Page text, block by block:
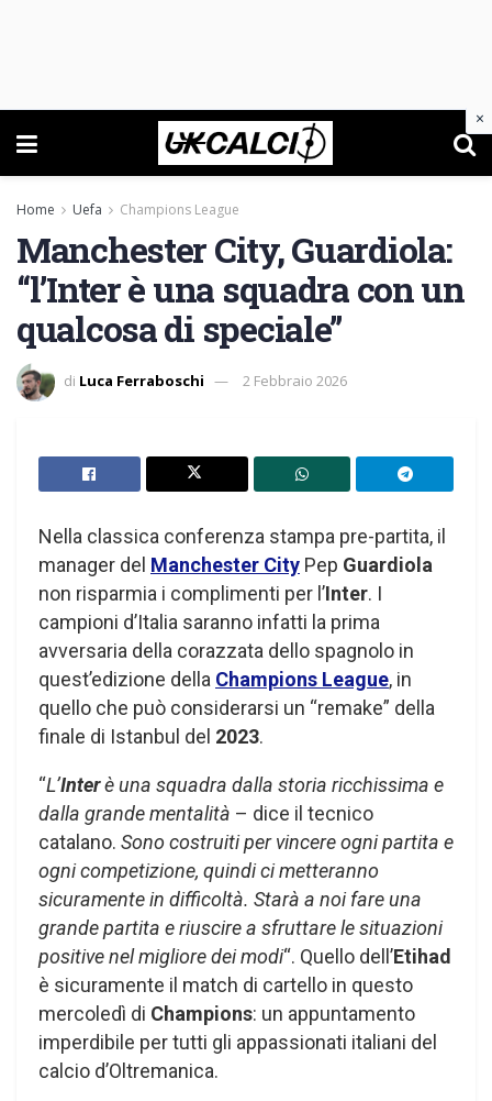
Home Uefa Champions League
Manchester City, Guardiola:
“l’Inter è una squadra con un
qualcosa di speciale”
di Luca Ferraboschi 2 Febbraio 2026
Nella classica conferenza stampa pre-partita, il
manager del Manchester City Pep Guardiola
non risparmia i complimenti per l’Inter. I
campioni d’Italia saranno infatti la prima
avversaria della corazzata dello spagnolo in
quest’edizione della Champions League, in
quello che può considerarsi un “remake” della
finale di Istanbul del 2023.
“L’Interè una squadra dalla storia ricchissima e
dalla grande mentalità – dice il tecnico
catalano. Sono costruiti per vincere ogni partita e
ogni competizione, quindi ci metteranno
sicuramente in difficoltà. Starà a noi fare una
grande partita e riuscire a sfruttare le situazioni
positive nel migliore dei modi“. Quello dell’Etihad
è sicuramente il match di cartello in questo
mercoledì di Champions: un appuntamento
imperdibile per tutti gli appassionati italiani del
calcio d’Oltremanica.
×